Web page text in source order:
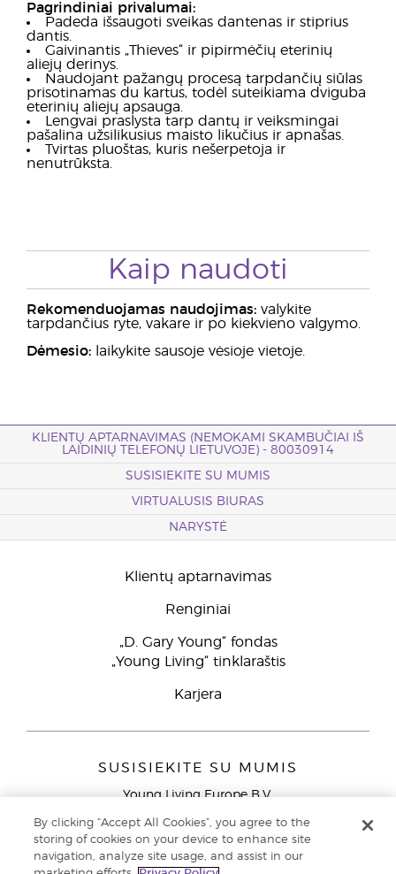
Pagrindiniai privalumai:
Padeda išsaugoti sveikas dantenas ir stiprius
dantis.
Gaivinantis „Thieves“ ir pipirmėčių eterinių
aliejų derinys.
Naudojant pažangų procesą tarpdančių siūlas
prisotinamas du kartus, todėl suteikiama dviguba
eterinių aliejų apsauga.
Lengvai praslysta tarp dantų ir veiksmingai
pašalina užsilikusius maisto likučius ir apnašas.
Tvirtas pluoštas, kuris nešerpetoja ir
nenutrūksta.
Kaip naudoti
Rekomenduojamas naudojimas: valykite
tarpdančius ryte, vakare ir po kiekvieno valgymo.
Dėmesio: laikykite sausoje vėsioje vietoje.
KLIENTŲ APTARNAVIMAS (NEMOKAMI SKAMBUČIAI IŠ
LAIDINIŲ TELEFONŲ LIETUVOJE) - 80030914
SUSISIEKITE SU MUMIS
VIRTUALUSIS BIURAS
NARYSTĖ
Klientų aptarnavimas
Renginiai
„D. Gary Young“ fondas
„Young Living“ tinklaraštis
Karjera
SUSISIEKITE SU MUMIS
Young Living Europe B.V.
9727 AJ Groningen
By clicking “Accept All Cookies”, you agree to the
storing of cookies on your device to enhance site
navigation, analyze site usage, and assist in our